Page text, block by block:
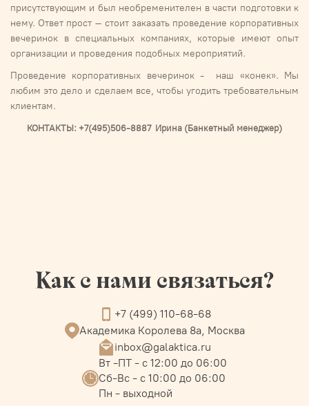
присутствующим и был необременителен в части подготовки к
нему. Ответ прост – стоит заказать проведение корпоративных
вечеринок в специальных компаниях, которые имеют опыт
организации и проведения подобных мероприятий.
Проведение корпоративных вечеринок - наш «конек». Мы
любим это дело и сделаем все, чтобы угодить требовательным
клиентам.
КОНТАКТЫ: +7(495)506-8887 Ирина (Банкетный менеджер)
Как с нами связаться?
+7 (499) 110-68-68
Академика Королева 8а, Москва
inbox@galaktica.ru
Вт -ПТ - с 12:00 до 06:00
Сб-Вс - с 10:00 до 06:00
Пн - выходной